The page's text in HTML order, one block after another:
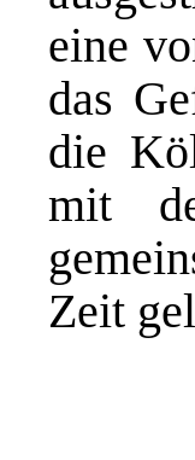
eine
das
die
mit
Zeit